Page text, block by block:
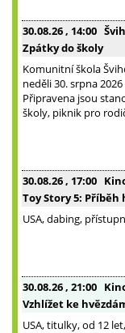
30.08.26 , 14:00
Zpátky do školy
Komunitní škola
neděli 30. srpna
Připravena jsou
školy, piknik pro
30.08.26 , 17:00
Toy Story 5: Příběh
USA, dabing,
30.08.26 , 21:00
Vzhlížet ke
USA, titulky, od 12